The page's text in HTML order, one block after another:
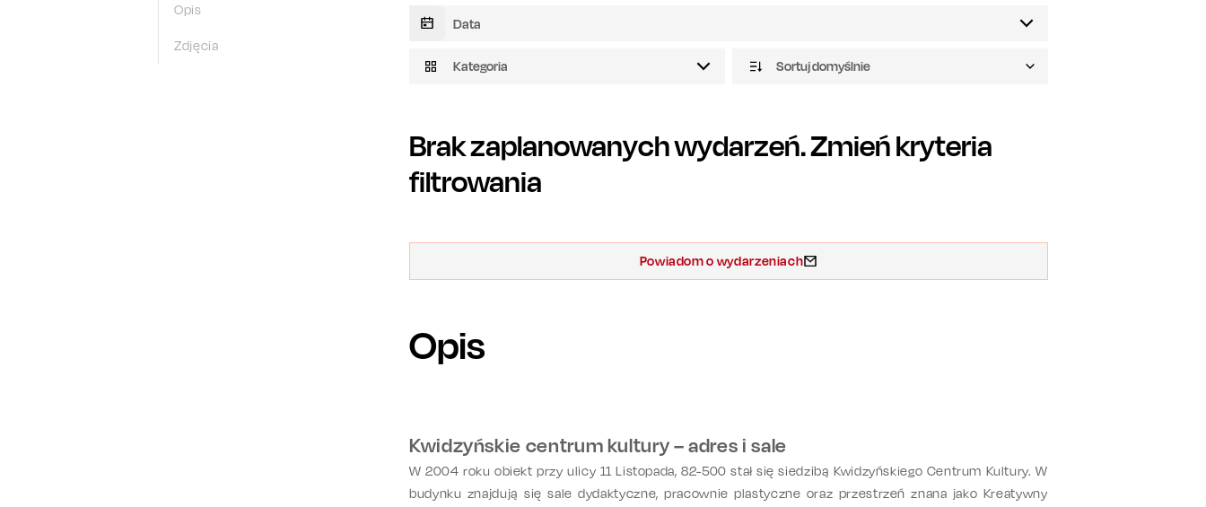
Opis
Zdjęcia
Kategoria Sortuj domyślnie
Brak zaplanowanych wydarzeń. Zmień kryteria
filtrowania
Powiadom o wydarzeniach
Opis
Kwidzyńskie centrum kultury – adres i sale
W 2004 roku obiekt przy ulicy 11 Listopada, 82-500 stał się siedzibą Kwidzyńskiego Centrum Kultury. W
budynku znajdują się sale dydaktyczne, pracownie plastyczne oraz przestrzeń znana jako Kreatywny